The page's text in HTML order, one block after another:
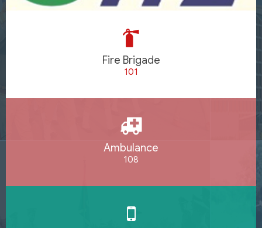
Fire Brigade
101
Ambulance
108